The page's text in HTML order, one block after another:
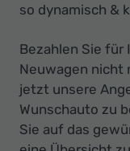
so dynamisch &
Bezahlen Sie für
Neuwagen nicht
jetzt unsere
Wunschauto zu
Sie auf das